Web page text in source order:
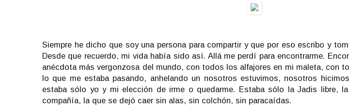
Siempre he dicho que soy una persona para compartir y que por eso escribo y
Desde que recuerdo, mi vida había sido así. Allá me perdí para encontrarme.
anécdota más vergonzosa del mundo, con todos los alfajores en mi maleta, con
lo que me estaba pasando, anhelando un nosotros estuvimos, nosotros
estaba sólo yo y mi elección de irme o quedarme. Estaba sólo la Jadis libre,
compañía, la que se dejó caer sin alas, sin colchón, sin paracaídas.